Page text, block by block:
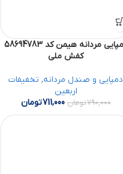
دمپایی مردانه هیمن کد 58694783
کفش ملی
دمپایی و صندل مردانه, تخفیفات
اربعین
790,000تومان 711,000تومان